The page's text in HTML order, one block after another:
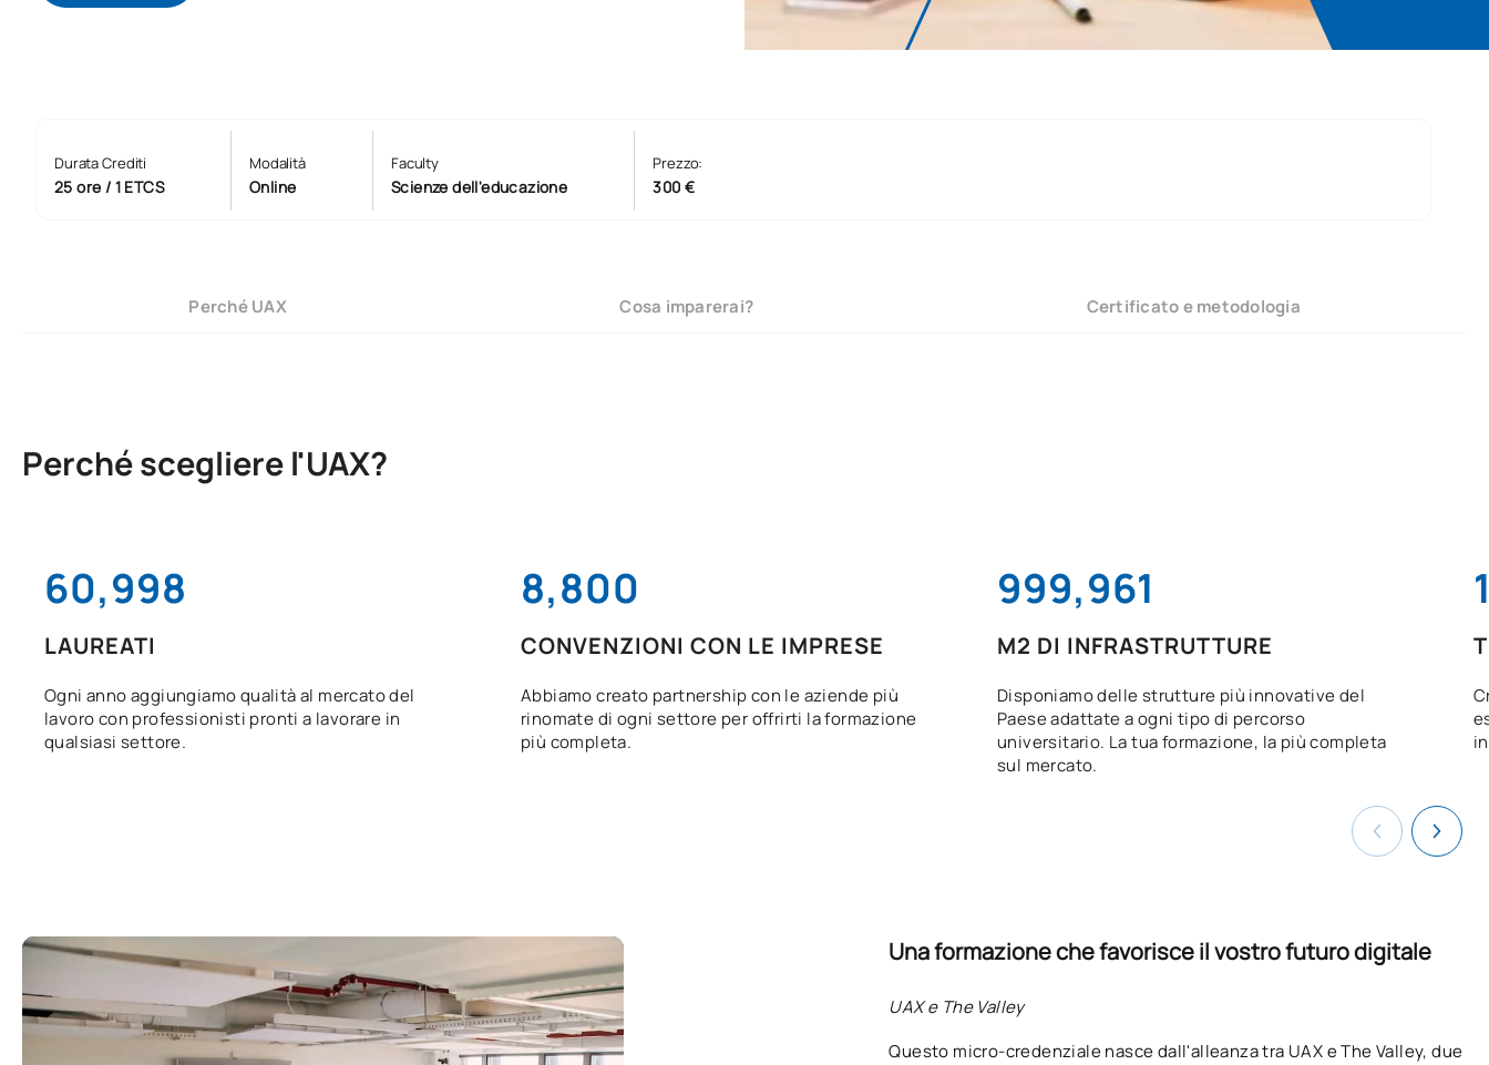
Durata Crediti
25 ore / 1 ETCS
Modalità
Online
Faculty
Scienze dell'educazione
Prezzo:
300 €
Perché UAX Cosa imparerai? Certificato e metodologia
Perché scegliere l'UAX?
61,000
LAUREATI
Ogni anno aggiungiamo qualità al mercato del
lavoro con professionisti pronti a lavorare in
qualsiasi settore.
8,800
CONVENZIONI CON LE IMPRESE
Abbiamo creato partnership con le aziende più
rinomate di ogni settore per offrirti la formazione
più completa.
1,000,000
M2 DI INFRASTRUTTURE
Disponiamo delle strutture più innovative del
Paese adattate a ogni tipo di percorso
universitario. La tua formazione, la più completa
sul mercato.
Una formazione che favorisce il vostro futuro digitale
UAX e The Valley
Questo micro-credenziale nasce dall'alleanza tra UAX e The Valley, due